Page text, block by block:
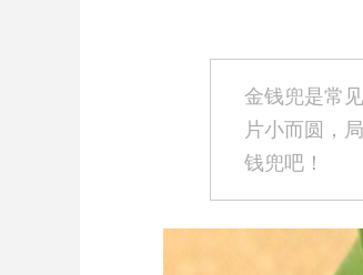
金钱兜是常
片小而圆，
钱兜吧！